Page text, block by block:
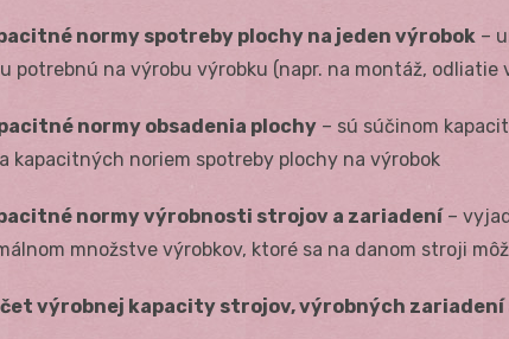
normy spotreby plochy na jeden výrobok –
potrebnú na výrobu výrobku (napr. na montáž, odliatie
normy obsadenia plochy – sú súčinom
kapacitných noriem spotreby plochy na výrobok
normy výrobnosti strojov a zariadení–
množstve výrobkov, ktoré sa na danom stroji
výrobnej kapacity strojov, výrobných zariadení